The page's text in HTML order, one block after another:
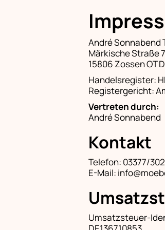
André Sonnabend
Märkische Straße
15806 Zossen OT
Handelsregister:
Registergericht:
Vertreten durch:
André Sonnabend
Kontakt
Telefon: 03377/
E-Mail:
Umsatzsteuer-